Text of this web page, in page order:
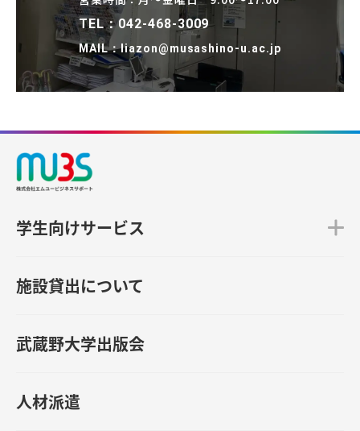
TEL：042-468-3009
MAIL：liazon@musashino-u.ac.jp
学生向けサービス
施設貸出について
武蔵野大学出版会
人材派遣